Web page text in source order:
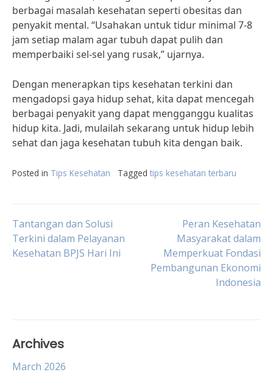
berbagai masalah kesehatan seperti obesitas dan
penyakit mental. “Usahakan untuk tidur minimal 7-8
jam setiap malam agar tubuh dapat pulih dan
memperbaiki sel-sel yang rusak,” ujarnya.
Dengan menerapkan tips kesehatan terkini dan
mengadopsi gaya hidup sehat, kita dapat mencegah
berbagai penyakit yang dapat mengganggu kualitas
hidup kita. Jadi, mulailah sekarang untuk hidup lebih
sehat dan jaga kesehatan tubuh kita dengan baik.
Posted in Tips Kesehatan Tagged tips kesehatan terbaru
Post
navigation
Tantangan dan Solusi
Terkini dalam Pelayanan
Kesehatan BPJS Hari Ini
Peran Kesehatan
Masyarakat dalam
Memperkuat Fondasi
Pembangunan Ekonomi
Indonesia
Archives
March 2026